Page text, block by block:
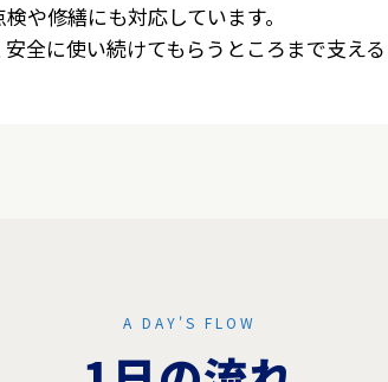
や修繕にも対応しています。
全に使い続けてもらうところまで支える
A DAY'S FLOW